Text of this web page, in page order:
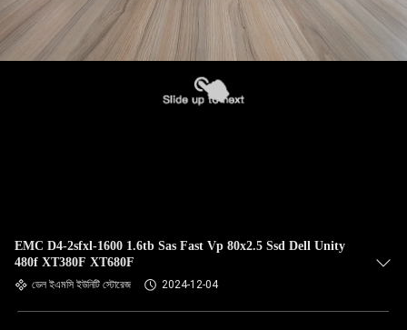
EMC D4-2sfxl-1600 1.6tb Sas Fast Vp 80x2.5 Ssd Dell Unity
480f XT380F XT680F
ডেল ইএমসি ইউনিটি স্টোরেজ 2024-12-04